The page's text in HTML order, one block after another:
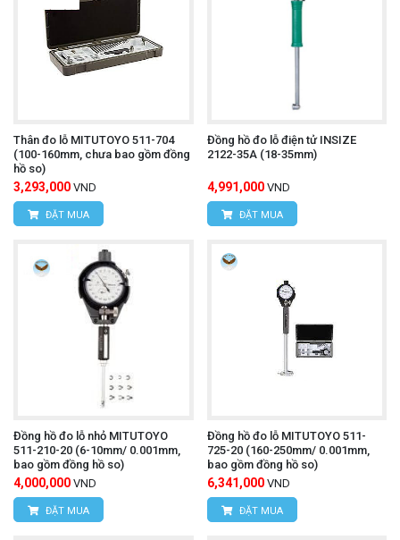
Thân đo lỗ MITUTOYO 511-704
(100-160mm, chưa bao gồm đồng
hồ so)
3,293,000 VND
ĐẶT MUA
Đồng hồ đo lỗ điện tử INSIZE
2122-35A (18-35mm)
4,991,000 VND
ĐẶT MUA
Đồng hồ đo lỗ nhỏ MITUTOYO
511-210-20 (6-10mm/ 0.001mm,
bao gồm đồng hồ so)
4,000,000 VND
ĐẶT MUA
Đồng hồ đo lỗ MITUTOYO 511-
725-20 (160-250mm/ 0.001mm,
bao gồm đồng hồ so)
6,341,000 VND
ĐẶT MUA